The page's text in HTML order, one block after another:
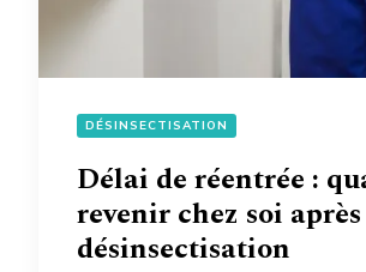
DÉSINSECTISATION
Délai de réentrée :
revenir chez soi
désinsectisation